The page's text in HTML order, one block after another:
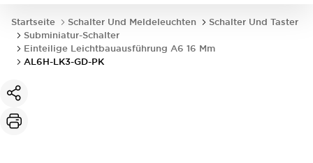
Startseite Schalter Und Meldeleuchten
Schalter Und Taster
Subminiatur-Schalter
Einteilige Leichtbauausführung A6 16 Mm
AL6H-LK3-GD-PK